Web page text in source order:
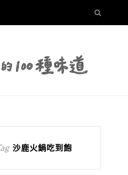
沙鹿火鍋吃到飽